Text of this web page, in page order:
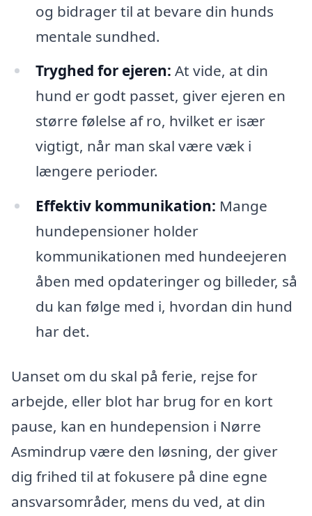
og bidrager til at bevare din hunds
mentale sundhed.
Tryghed for ejeren: At vide, at din
hund er godt passet, giver ejeren en
større følelse af ro, hvilket er især
vigtigt, når man skal være væk i
længere perioder.
Effektiv kommunikation: Mange
hundepensioner holder
kommunikationen med hundeejeren
åben med opdateringer og billeder, så
du kan følge med i, hvordan din hund
har det.
Uanset om du skal på ferie, rejse for
arbejde, eller blot har brug for en kort
pause, kan en hundepension i Nørre
Asmindrup være den løsning, der giver
dig frihed til at fokusere på dine egne
ansvarsområder, mens du ved, at din